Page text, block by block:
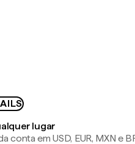
lugar
conta em USD, EUR, MXN e